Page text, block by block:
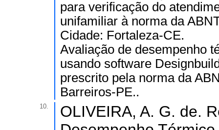
para verificação do
unifamiliar à norma da
Cidade: Fortaleza-CE.
Avaliação de desempenho
usando software
prescrito pela norma da
Barreiros-PE..
10.
OLIVEIRA, A. G. de.